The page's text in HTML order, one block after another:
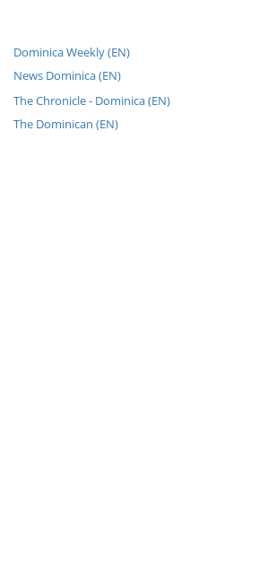
Dominica Weekly (EN)
News Dominica (EN)
The Chronicle - Dominica (EN)
The Dominican (EN)